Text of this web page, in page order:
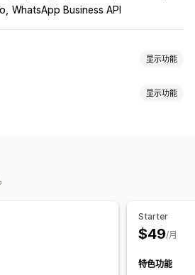
WhatsApp Business API
显示功能
聊天按钮 标记
显示功能
客户通知
Starter
$49/月
特色功能